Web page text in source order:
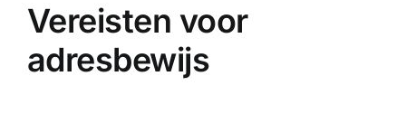
Vereisten voor
adresbewijs